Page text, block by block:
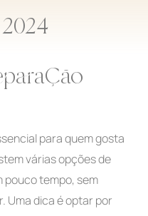
para quem gosta
várias opções de
pouco tempo, sem
Uma dica é optar por